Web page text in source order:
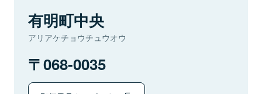
有明町中央
アリアケチョウチュウオウ
068-0035